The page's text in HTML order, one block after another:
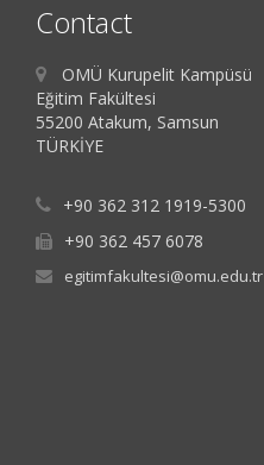
Contact
OMÜ Kurupelit Kampüsü
Eğitim Fakültesi
55200 Atakum, Samsun
TÜRKİYE
+90 362 312 1919-5300
+90 362 457 6078
egitimfakultesi@omu.edu.tr